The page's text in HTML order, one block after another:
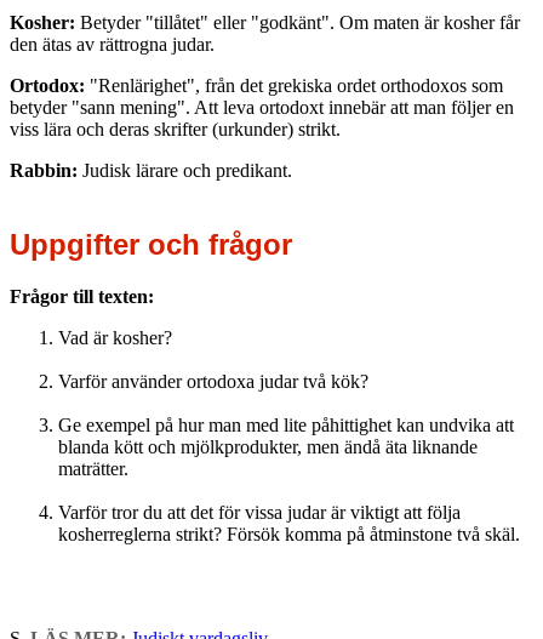
Kosher: Betyder "tillåtet" eller "godkänt". Om maten är kosher får
den ätas av rättrogna judar.
Ortodox: "Renlärighet", från det grekiska ordet orthodoxos som
betyder "sann mening". Att leva ortodoxt innebär att man följer en
viss lära och deras skrifter (urkunder) strikt.
Rabbin: Judisk lärare och predikant.
Uppgifter och frågor
Frågor till texten:
Vad är kosher?
Varför använder ortodoxa judar två kök?
Ge exempel på hur man med lite påhittighet kan undvika att
blanda kött och mjölkprodukter, men ändå äta liknande
maträtter.
Varför tror du att det för vissa judar är viktigt att följa
kosherreglerna strikt? Försök komma på åtminstone två skäl.